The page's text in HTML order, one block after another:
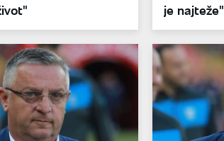
je najteže"